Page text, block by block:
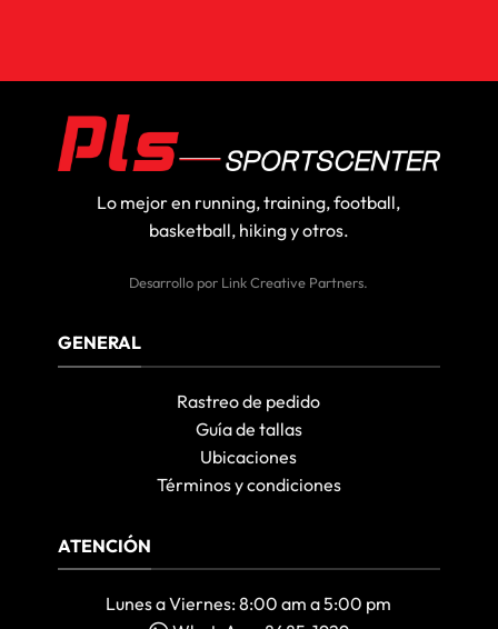
Lo mejor en running, training, football,
basketball, hiking y otros.
Desarrollo por Link Creative Partners.
GENERAL
Rastreo de pedido
Guía de tallas
Ubicaciones
Términos y condiciones
ATENCIÓN
Lunes a Viernes: 8:00 am a 5:00 pm